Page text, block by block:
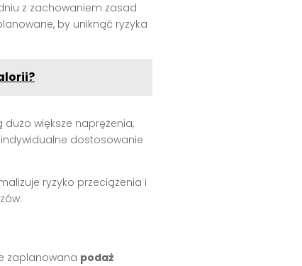
z zachowaniem zasad
by uniknąć ryzyka
dużo większe naprężenia,
dostosowanie
ryzyko przeciążenia i
zaplanowana podaż